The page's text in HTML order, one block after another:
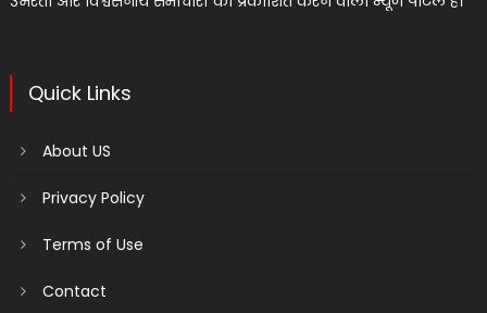
Quick Links
About US
Privacy Policy
Terms of Use
Contact